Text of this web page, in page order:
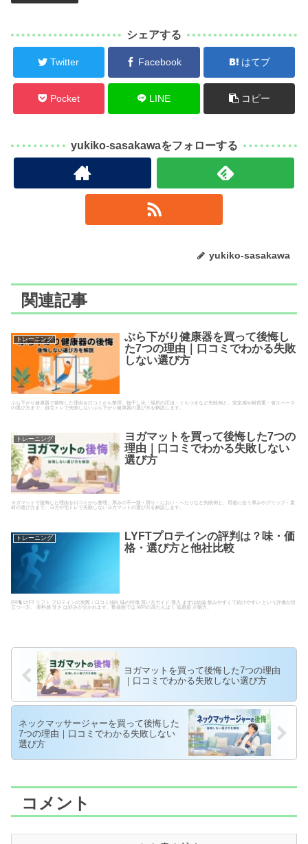
シェアする
Twitter Facebook はてブ
Pocket LINE コピー
yukiko-sasakawaをフォローする
yukiko-sasakawa
関連記事
トレーニング
ぶら下がり健康器を買って後悔し
た7つの理由｜口コミでわかる失敗
しない選び方
ぶら下がり健康器で後悔した理由を口コミから整理。物干し化・場所の圧迫・ぐらつきなど失敗例と、安定感や耐荷重・省スペース
の選び方まで、自宅トレで失敗しないぶら下がり健康器の選び方を解説します。
トレーニング
ヨガマットを買って後悔した7つの
理由｜口コミでわかる失敗しない
選び方
ヨガマットで後悔した理由を口コミから整理。厚みの不一致・滑り・におい・へたりなど失敗例と、用途に合う厚みやグリップ・素
材の選び方まで、ヨガや宅トレで失敗しないヨガマットの選び方を解説します。
トレーニング
LYFTプロテインの評判は？味・価
格・選び方と他社比較
PR🐈 LYFT リフト プロテインの実際：口コミ傾向 味の特徴 買い方ガイド 導入 まずは結論 飲みやすくて続けやすい という評価が目
立つ一方、 香料感 甘さ は好みが分かれます。数値面では WPIの高たんぱく 低脂質 が魅力。
ヨガマットを買って後悔した7つの理由
｜口コミでわかる失敗しない選び方
ネックマッサージャーを買って後悔した
7つの理由｜口コミでわかる失敗しない
選び方
コメント